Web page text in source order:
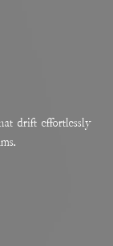
drift effortlessly